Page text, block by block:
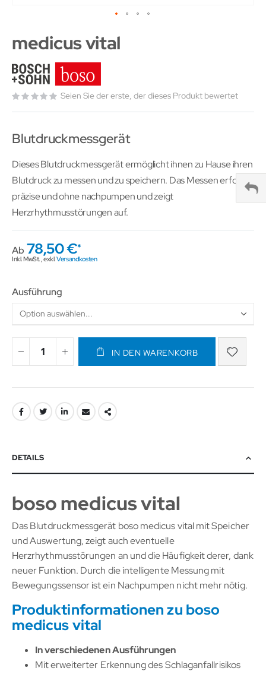
medicus vital
Seien Sie der erste, der dieses Produkt bewertet
Blutdruckmessgerät
Dieses Blutdruckmessgerät ermöglicht ihnen zu Hause ihren
Blutdruck zu messen und zu speichern. Das Messen erfolgt
präzise und ohne nachpumpen und zeigt
Herzrhythmusstörungen auf.
Ab 78,50 €
Inkl. MwSt.,exkl.Versandkosten
Ausführung
IN DEN WARENKORB
DETAILS
boso medicus vital
Das Blutdruckmessgerät boso medicus vital mit Speicher
und Auswertung, zeigt auch eventuelle
Herzrhythmusstörungen an und die Häufigkeit derer, dank
neuer Funktion. Durch die intelligente Messung mit
Bewegungssensor ist ein Nachpumpen nicht mehr nötig.
Produktinformationen zu boso
medicus vital
In verschiedenen Ausführungen
Mit erweiterter Erkennung des Schlaganfallrisikos